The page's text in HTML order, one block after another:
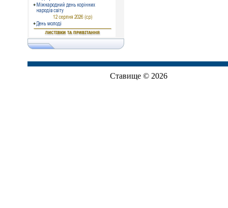
Ставище © 2026